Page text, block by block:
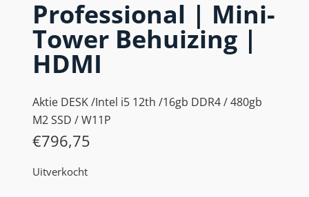
Professional | Mini-
Tower Behuizing |
HDMI
Aktie DESK /Intel i5 12th /16gb DDR4 / 480gb
M2 SSD / W11P
€796,75
Uitverkocht